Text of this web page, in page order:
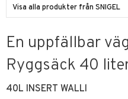
Visa alla produkter från SNIGEL
En uppfällbar
Ryggsäck 40
40L INSERT WALLl